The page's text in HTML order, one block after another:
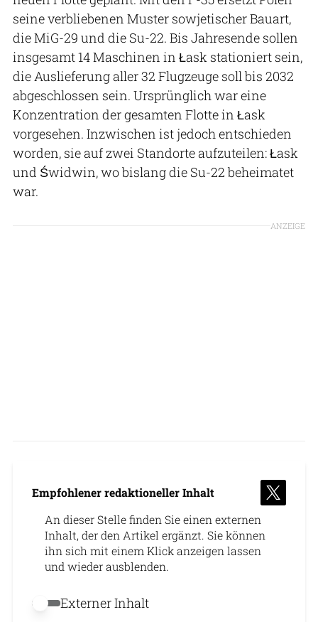
seine verbliebenen Muster sowjetischer Bauart,
die MiG-29 und die Su-22. Bis Jahresende sollen
insgesamt 14 Maschinen in Łask stationiert sein,
die Auslieferung aller 32 Flugzeuge soll bis 2032
abgeschlossen sein. Ursprünglich war eine
Konzentration der gesamten Flotte in Łask
vorgesehen. Inzwischen ist jedoch entschieden
worden, sie auf zwei Standorte aufzuteilen: Łask
und Świdwin, wo bislang die Su-22 beheimatet
war.
ANZEIGE
Empfohlener redaktioneller Inhalt
An dieser Stelle finden Sie einen externen
Inhalt, der den Artikel ergänzt. Sie können
ihn sich mit einem Klick anzeigen lassen
und wieder ausblenden.
Externer Inhalt erlauben
Externer Inhalt